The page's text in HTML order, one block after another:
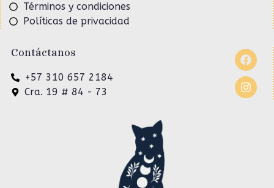
Términos y condiciones
Políticas de privacidad
Contáctanos
+57 310 657 2184
Cra. 19 # 84 - 73